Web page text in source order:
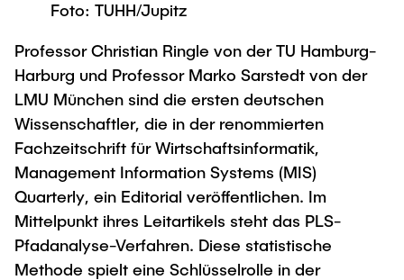
Newsroom
Press Release
Flyers and brochures
University magazine spektrum
Events
Merchandise-Shop
Working at TU Hamburg
Job opportunities
Advice and contact
New@tuhh
Around student life
study organization
AI in Education
After Graduation
Alumni
Career Center
UNU HUB "Engineering to Face Climate
Change"
Research Funding
Early Career Research Support
Good Scientific Practice
Future Lectures
Process Engineering
Research and Institutes
Technology and Innovation in Education
News
Study programs
Research and Institutes
Management Sciences and Technology
Intercultural Hub
International Scholars & Guests
Partnerships and Strategy
Study Exchange Partnerships
How to establish partnerships
Strategy
ECIU University
Foto: TUHH/Jupitz
Professor Christian Ringle von der TU Hamburg-
Harburg und Professor Marko Sarstedt von der
LMU München sind die ersten deutschen
Wissenschaftler, die in der renommierten
Fachzeitschrift für Wirtschaftsinformatik,
Management Information Systems (MIS)
Quarterly, ein Editorial veröffentlichen. Im
Mittelpunkt ihres Leitartikels steht das PLS-
Pfadanalyse-Verfahren. Diese statistische
Methode spielt eine Schlüsselrolle in der